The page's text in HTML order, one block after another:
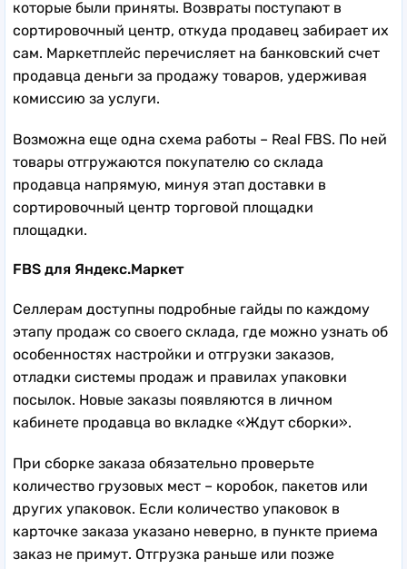
которые были приняты. Возвраты поступают в
сортировочный центр, откуда продавец забирает их
сам. Маркетплейс перечисляет на банковский счет
продавца деньги за продажу товаров, удерживая
комиссию за услуги.
Возможна еще одна схема работы – Real FBS. По ней
товары отгружаются покупателю со склада
продавца напрямую, минуя этап доставки в
сортировочный центр торговой площадки
площадки.
FBS для Яндекс.Маркет
Селлерам доступны подробные гайды по каждому
этапу продаж со своего склада, где можно узнать об
особенностях настройки и отгрузки заказов,
отладки системы продаж и правилах упаковки
посылок. Новые заказы появляются в личном
кабинете продавца во вкладке «Ждут сборки».
При сборке заказа обязательно проверьте
количество грузовых мест – коробок, пакетов или
других упаковок. Если количество упаковок в
карточке заказа указано неверно, в пункте приема
заказ не примут. Отгрузка раньше или позже